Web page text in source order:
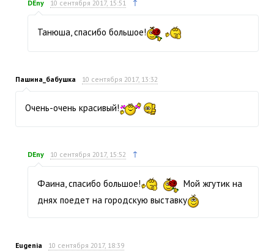
DEny 10 сентября 2017, 15:51 ↑
Танюша, спасибо большое!
Пашина_бабушка 10 сентября 2017, 13:32
Очень-очень красивый!
DEny 10 сентября 2017, 15:52 ↑
Фаина, спасибо большое!
Мой жгутик на
днях поедет на городскую выставку
Eugenia 10 сентября 2017, 18:39